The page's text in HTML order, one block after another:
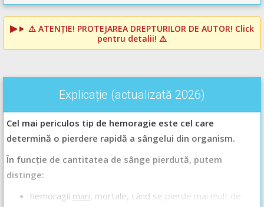
⚠️ ATENȚIE! PROTEJAREA DREPTURILOR DE AUTOR! Click
pentru detalii! ⚠️
Explicație (actualizată 2026)
Cel mai periculos tip de hemoragie este cel care
determină o pierdere rapidă a sângelui din organism.
În funcție de cantitatea de sânge pierdută, putem
distinge:
hemoragii mari, mortale, când se pierde mai mult de